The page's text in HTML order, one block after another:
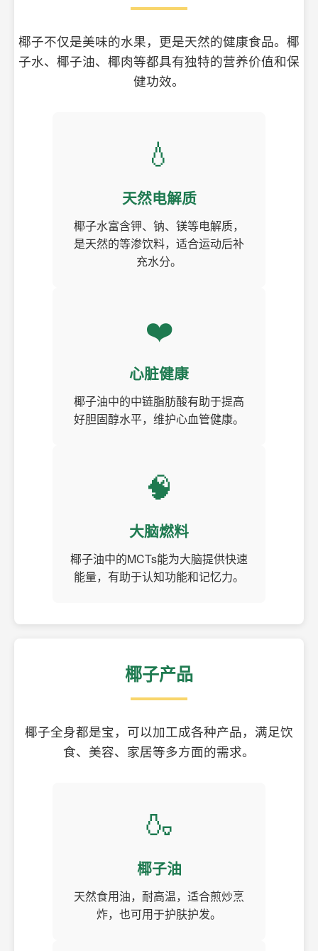
椰子不仅是美味的水果，更是天然的健康食品。椰
子水、椰子油、椰肉等都具有独特的营养价值和保
健功效。
💧
天然电解质
椰子水富含钾、钠、镁等电解质，
是天然的等渗饮料，适合运动后补
充水分。
❤️
心脏健康
椰子油中的中链脂肪酸有助于提高
好胆固醇水平，维护心血管健康。
🧠
大脑燃料
椰子油中的MCTs能为大脑提供快速
能量，有助于认知功能和记忆力。
椰子产品
椰子全身都是宝，可以加工成各种产品，满足饮
食、美容、家居等多方面的需求。
🍶
椰子油
天然食用油，耐高温，适合煎炒烹
炸，也可用于护肤护发。